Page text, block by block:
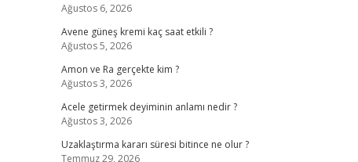
Ağustos 6, 2026
Avene güneş kremi kaç saat etkili ?
Ağustos 5, 2026
Amon ve Ra gerçekte kim ?
Ağustos 3, 2026
Acele getirmek deyiminin anlamı nedir ?
Ağustos 3, 2026
Uzaklaştırma kararı süresi bitince ne olur ?
Temmuz 29, 2026